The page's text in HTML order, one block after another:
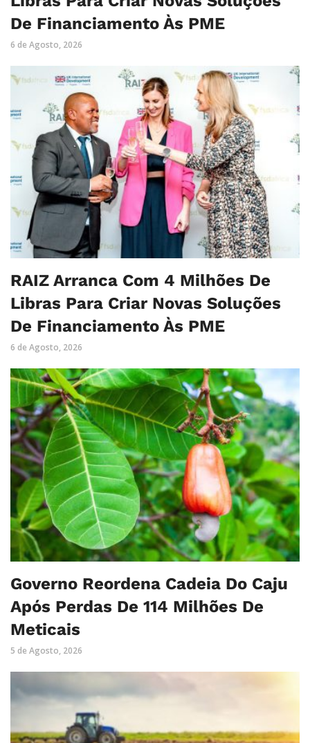
De Financiamento Às PME
6 de Agosto, 2026
RAIZ Arranca Com 4 Milhões De
Libras Para Criar Novas Soluções
De Financiamento Às PME
6 de Agosto, 2026
Governo Reordena Cadeia Do Caju
Após Perdas De 114 Milhões De
Meticais
5 de Agosto, 2026